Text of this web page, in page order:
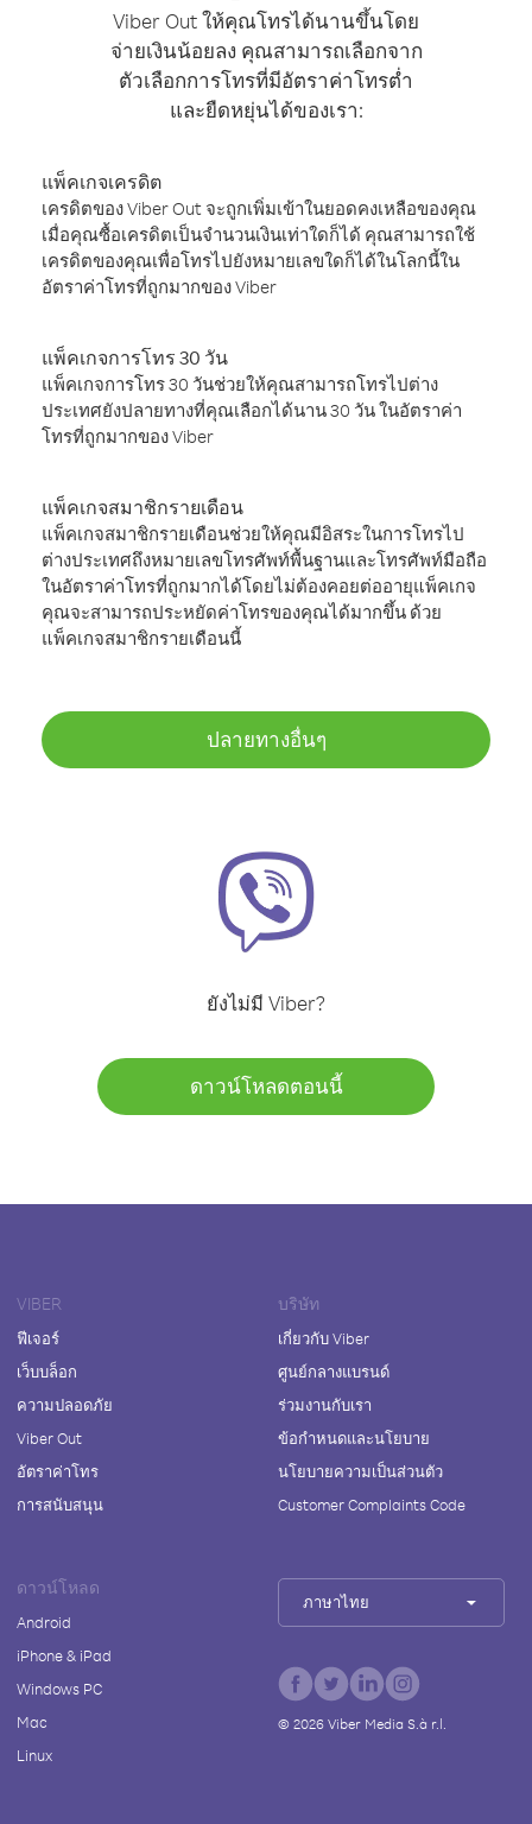
Viber Out ให้คุณโทรได้นานขึ้นโดย
จ่ายเงินน้อยลง คุณสามารถเลือกจาก
ตัวเลือกการโทรที่มีอัตราค่าโทรต่ำ
และยืดหยุ่นได้ของเรา:
แพ็คเกจเครดิต
เครดิตของ Viber Out จะถูกเพิ่มเข้าในยอดคงเหลือของคุณ
เมื่อคุณซื้อเครดิตเป็นจำนวนเงินเท่าใดก็ได้ คุณสามารถใช้
เครดิตของคุณเพื่อโทรไปยังหมายเลขใดก็ได้ในโลกนี้ใน
อัตราค่าโทรที่ถูกมากของ Viber
แพ็คเกจการโทร 30 วัน
แพ็คเกจการโทร 30 วันช่วยให้คุณสามารถโทรไปต่าง
ประเทศยังปลายทางที่คุณเลือกได้นาน 30 วัน ในอัตราค่า
โทรที่ถูกมากของ Viber
แพ็คเกจสมาชิกรายเดือน
แพ็คเกจสมาชิกรายเดือนช่วยให้คุณมีอิสระในการโทรไป
ต่างประเทศถึงหมายเลขโทรศัพท์พื้นฐานและโทรศัพท์มือถือ
ในอัตราค่าโทรที่ถูกมากได้โดยไม่ต้องคอยต่ออายุแพ็คเกจ
คุณจะสามารถประหยัดค่าโทรของคุณได้มากขึ้น ด้วย
แพ็คเกจสมาชิกรายเดือนนี้
ปลายทางอื่นๆ
ยังไม่มี Viber?
ดาวน์โหลดตอนนี้
VIBER
ฟีเจอร์
เว็บบล็อก
ความปลอดภัย
Viber Out
อัตราค่าโทร
การสนับสนุน
บริษัท
เกี่ยวกับ Viber
ศูนย์กลางแบรนด์
ร่วมงานกับเรา
ข้อกำหนดและนโยบาย
นโยบายความเป็นส่วนตัว
Customer Complaints Code
ดาวน์โหลด
Android
iPhone & iPad
Windows PC
Mac
Linux
ภาษาไทย
© 2026Viber Media S.à r.l.